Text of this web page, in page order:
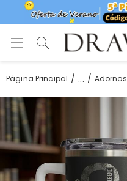
Página Principal ... Adornos